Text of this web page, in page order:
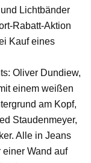
Lichtbänder
Rabatt-Aktion
Kauf eines